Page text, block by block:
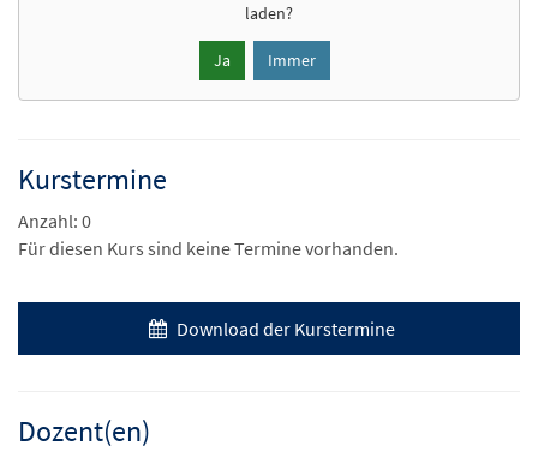
laden?
Ja Immer
Kurstermine
Anzahl: 0
Für diesen Kurs sind keine Termine vorhanden.
Download der Kurstermine
Dozent(en)